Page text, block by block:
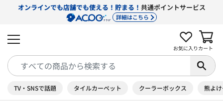
オンラインでも店舗でも使える！貯まる！ 共通ポイントサービス
詳細はこちら
お気に入り カート
TV・SNSで話題 タイルカーペット クーラーボックス 熊よ